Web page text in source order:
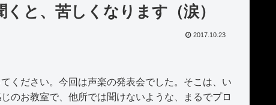
と、苦しくなります（涙）
2017.10.23
ください。今回は声楽の発表会でした。そこは、い
のお教室で、他所では聞けないような、まるでプロ